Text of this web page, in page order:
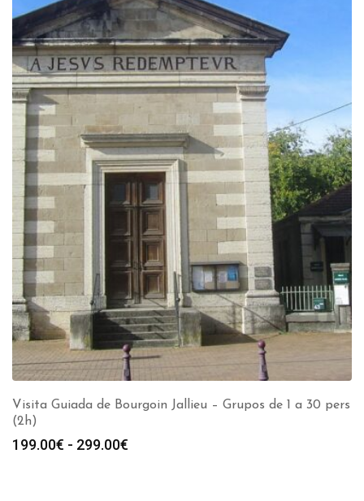
Visita Guiada de Bourgoin Jallieu – Grupos de 1 a 30 pers
(2h)
199.00€ - 299.00€